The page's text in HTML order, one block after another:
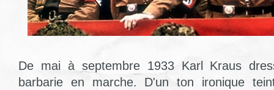
De mai à septembre 1933 Karl Kraus
barbarie en marche. D'un ton ironique